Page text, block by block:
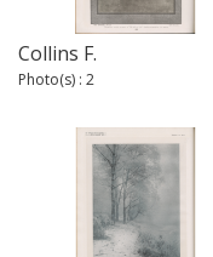
Collins F.
Photo(s) : 2